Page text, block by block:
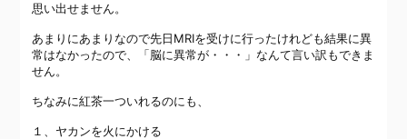
思い出せません。
あまりにあまりなので先日MRIを受けに行ったけれども結果に異
常はなかったので、「脳に異常が・・・」なんて言い訳もできま
せん。
ちなみに紅茶一ついれるのにも、
１、ヤカンを火にかける